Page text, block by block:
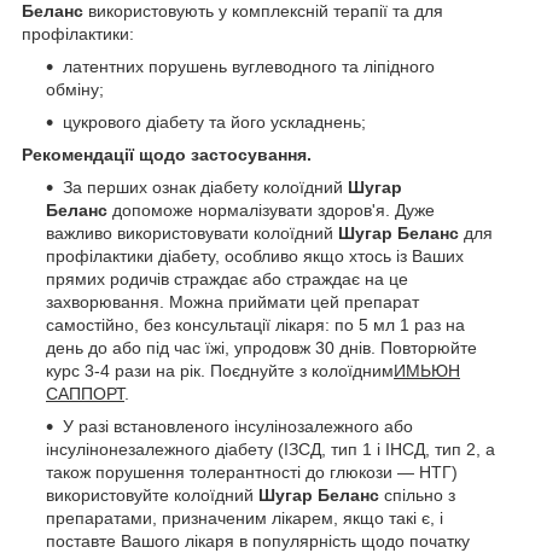
Беланс використовують у комплексній терапії та для
профілактики:
латентних порушень вуглеводного та ліпідного
обміну;
цукрового діабету та його ускладнень;
Рекомендації щодо застосування.
За перших ознак діабету колоїдний Шугар
Беланс допоможе нормалізувати здоров'я. Дуже
важливо використовувати колоїдний Шугар Беланс для
профілактики діабету, особливо якщо хтось із Ваших
прямих родичів страждає або страждає на це
захворювання. Можна приймати цей препарат
самостійно, без консультації лікаря: по 5 мл 1 раз на
день до або під час їжі, упродовж 30 днів. Повторюйте
курс 3-4 рази на рік. Поєднуйте з колоїднимИМЬЮН
САППОРТ.
У разі встановленого інсулінозалежного або
інсулінонезалежного діабету (ІЗСД, тип 1 і ІНСД, тип 2, а
також порушення толерантності до глюкози — НТГ)
використовуйте колоїдний Шугар Беланс спільно з
препаратами, призначеним лікарем, якщо такі є, і
поставте Вашого лікаря в популярність щодо початку